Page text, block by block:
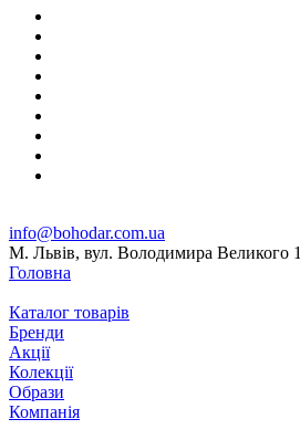
info@bohodar.com.ua
М. Львів, вул. Володимира Великого 1
Головна
Каталог товарів
Бренди
Акції
Колекції
Образи
Компанія